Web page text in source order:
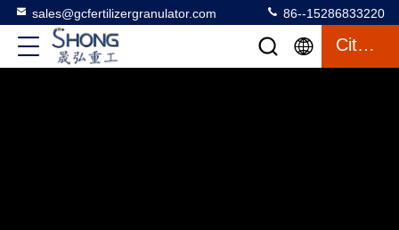
sales@gcfertilizergranulator.com 86--15286833220
Citation